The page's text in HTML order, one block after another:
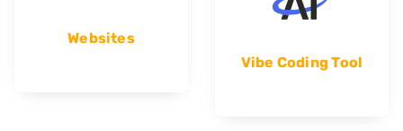
Websites
Vibe Coding Tool